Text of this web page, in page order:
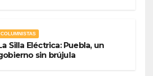
COLUMNISTAS
Silla Eléctrica: Puebla, un
sin brújula